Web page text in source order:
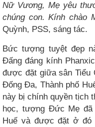
Nữ Vương, Mẹ yêu
chúng con. Kính chào
Quỳnh, PSS, sáng tác.
Bức tượng tuyệt đẹp
Đấng đáng kính
được đặt giữa sân Tiểu
Đống Đa, Thành phố
này bị chính quyền tịch
học, tượng Đức Mẹ
Huế và được đặt ở đó